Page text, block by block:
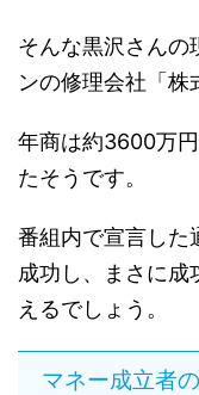
そんな黒沢さんの
ンの修理会社「株
年商は約3600万
たそうです。
番組内で宣言した
成功し、まさに成
えるでしょう。
マネー成立者